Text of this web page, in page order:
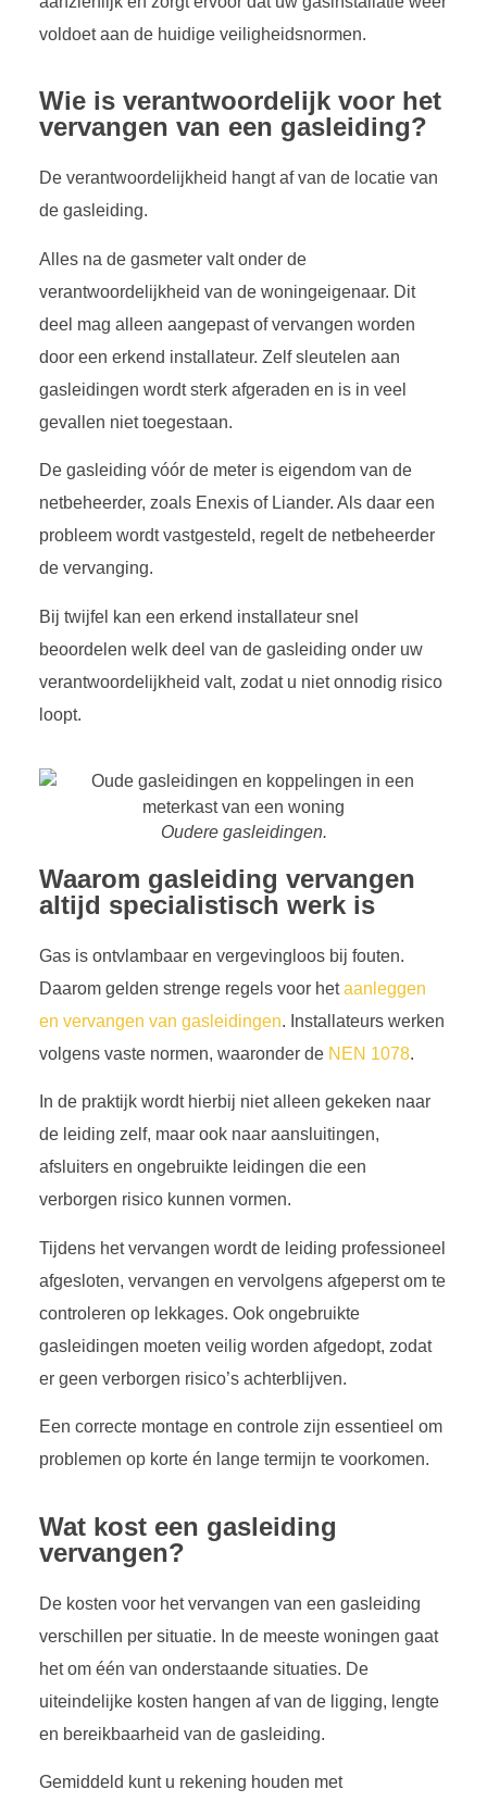
voldoet aan de huidige veiligheidsnormen.
Wie is verantwoordelijk voor het
vervangen van een gasleiding?
De verantwoordelijkheid hangt af van de locatie van
de gasleiding.
Alles na de gasmeter valt onder de
verantwoordelijkheid van de woningeigenaar. Dit
deel mag alleen aangepast of vervangen worden
door een erkend installateur. Zelf sleutelen aan
gasleidingen wordt sterk afgeraden en is in veel
gevallen niet toegestaan.
De gasleiding vóór de meter is eigendom van de
netbeheerder, zoals Enexis of Liander. Als daar een
probleem wordt vastgesteld, regelt de netbeheerder
de vervanging.
Bij twijfel kan een erkend installateur snel
beoordelen welk deel van de gasleiding onder uw
verantwoordelijkheid valt, zodat u niet onnodig risico
loopt.
Oudere gasleidingen.
Waarom gasleiding vervangen
altijd specialistisch werk is
Gas is ontvlambaar en vergevingloos bij fouten.
Daarom gelden strenge regels voor hetaanleggen
en vervangen van gasleidingen. Installateurs werken
volgens vaste normen, waaronder de NEN 1078.
In de praktijk wordt hierbij niet alleen gekeken naar
de leiding zelf, maar ook naar aansluitingen,
afsluiters en ongebruikte leidingen die een
verborgen risico kunnen vormen.
Tijdens het vervangen wordt de leiding professioneel
afgesloten, vervangen en vervolgens afgeperst om te
controleren op lekkages. Ook ongebruikte
gasleidingen moeten veilig worden afgedopt, zodat
er geen verborgen risico’s achterblijven.
Een correcte montage en controle zijn essentieel om
problemen op korte én lange termijn te voorkomen.
Wat kost een gasleiding
vervangen?
De kosten voor het vervangen van een gasleiding
verschillen per situatie. In de meeste woningen gaat
het om één van onderstaande situaties. De
uiteindelijke kosten hangen af van de ligging, lengte
en bereikbaarheid van de gasleiding.
Gemiddeld kunt u rekening houden met